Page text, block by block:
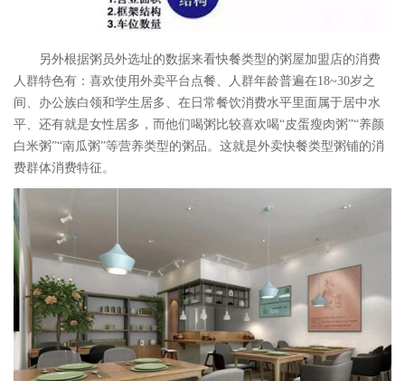
另外根据粥员外选址的数据来看快餐类型的粥屋加盟店的消费
人群特色有：喜欢使用外卖平台点餐、人群年龄普遍在18~30岁之
间、办公族白领和学生居多、在日常餐饮消费水平里面属于居中水
平、还有就是女性居多，而他们喝粥比较喜欢喝“皮蛋瘦肉粥”“养颜
白米粥”“南瓜粥”等营养类型的粥品。这就是外卖快餐类型粥铺的消
费群体消费特征。